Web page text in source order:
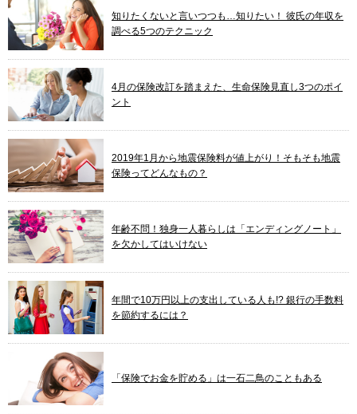
知りたくないと言いつつも…知りたい！ 彼氏の年収を
調べる5つのテクニック
4月の保険改訂を踏まえた、生命保険見直し3つのポイ
ント
2019年1月から地震保険料が値上がり！そもそも地震
保険ってどんなもの？
年齢不問！独身一人暮らしは「エンディングノート」
を欠かしてはいけない
年間で10万円以上の支出している人も!? 銀行の手数料
を節約するには？
「保険でお金を貯める」は一石二鳥のこともある